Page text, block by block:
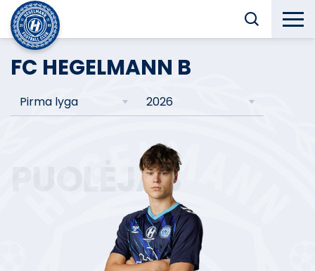
FC HEGELMANN B
Pirma lyga 2026
PUOLĖJAS